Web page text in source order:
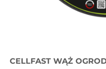
CELLFAST WĄŻ